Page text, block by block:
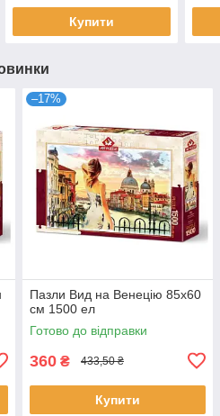
Купити
–17%
Пазли Вид на Венецію 85х60
см 1500 ел
Готово до відправки
360 ₴ 433,50 ₴
Купити